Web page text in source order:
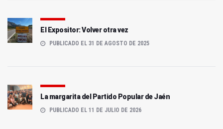
El Expositor: Volver otra vez
PUBLICADO EL 31 DE AGOSTO DE 2025
La margarita del Partido Popular de Jaén
PUBLICADO EL 11 DE JULIO DE 2026